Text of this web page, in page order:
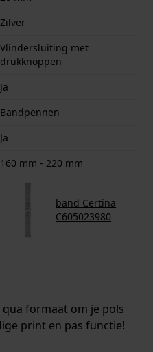
Zilver
Vlindersluiting met
drukknoppen
Ja
Bandpennen
Ja
160 mm - 220 mm
band Certina
C605023980
formaat om je pols
print en pas functie!